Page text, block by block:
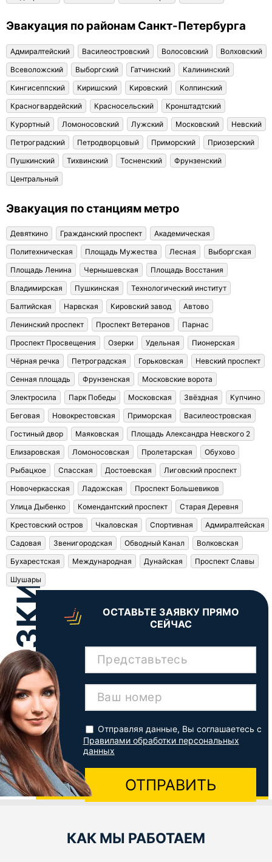
Эвакуация по районам Санкт-Петербурга
Адмиралтейский Василеостровский Волосовский
Волховский
Всеволожский
Выборгский Гатчинский
Калининский
Кингисеппский
Киришский Кировский
Колпинский
Красногвардейский
Красносельский
Кронштадтский
Курортный
Ломоносовский Лужский Московский
Невский
Петроградский
Петродворцовый Приморский
Приозерский
Пушкинский
Тихвинский Тосненский
Фрунзенский
Центральный
Эвакуация по станциям метро
Девяткино Гражданский проспект
Академическая
Политехническая
Площадь Мужества Лесная
Выборгская
Площадь Ленина
Чернышевская
Площадь Восстания
Владимирская
Пушкинская
Технологический институт
Балтийская
Нарвская Кировский завод
Автово
Ленинский проспект
Проспект Ветеранов
Парнас
Проспект Просвещения
Озерки Удельная
Пионерская
Чёрная речка
Петроградская Горьковская
Невский проспект
Сенная площадь
Фрунзенская
Московские ворота
Электросила
Парк Победы Московская Звёздная
Купчино
Беговая
Новокрестовская Приморская
Василеостровская
Гостиный двор
Маяковская
Площадь Александра Невского 2
Елизаровская
Ломоносовская Пролетарская
Обухово
Рыбацкое
Спасская Достоевская
Лиговский проспект
Новочеркасская
Ладожская
Проспект Большевиков
Улица Дыбенко
Комендантский проспект
Старая Деревня
Крестовский остров
Чкаловская Спортивная
Адмиралтейская
Садовая
Звенигородская Обводный Канал
Волковская
Бухарестская
Международная Дунайская
Проспект Славы
Шушары
ОСТАВЬТЕ ЗАЯВКУ ПРЯМО
СЕЙЧАС
Представьтесь
Ваш номер
Отправляя данные, Вы соглашаетесь с
Правилами обработки персональных
данных
ОТПРАВИТЬ
КАК МЫ РАБОТАЕМ